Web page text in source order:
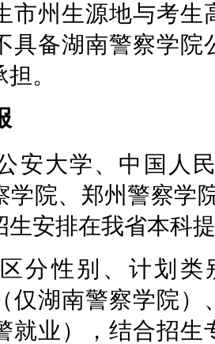
市州生源地与考
具备湖南警察学
。
安大学、中国人
学院、郑州警察学
生安排在我省本科
分性别、计划
仅湖南警察学院
就业），结合招